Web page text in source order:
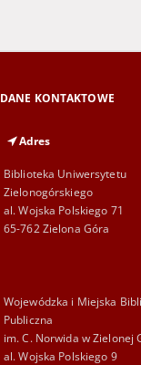
DANE KONTAKTOWE
Adres
Biblioteka Uniwersytetu
Zielonogórskiego
al. Wojska Polskiego 71
65-762 Zielona Góra
Wojewódzka i Miejska
Publiczna
im. C. Norwida w Zielonej
al. Wojska Polskiego 9